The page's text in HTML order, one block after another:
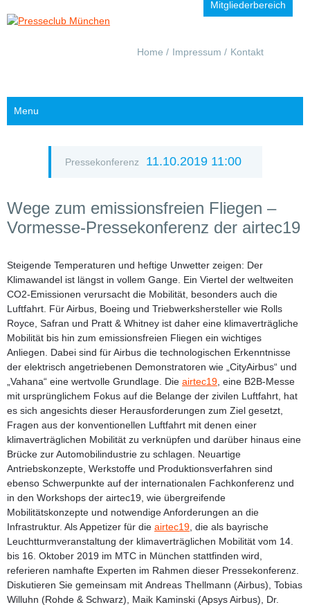
Mitgliederbereich
Navigation
Home Impressum Kontakt
Menu
Pressekonferenz 11.10.2019 11:00
Wege zum emissionsfreien Fliegen –
Vormesse-Pressekonferenz der airtec19
Steigende Temperaturen und heftige Unwetter zeigen: Der
Klimawandel ist längst in vollem Gange. Ein Viertel der weltweiten
CO2-Emissionen verursacht die Mobilität, besonders auch die
Luftfahrt. Für Airbus, Boeing und Triebwerkshersteller wie Rolls
Royce, Safran und Pratt & Whitney ist daher eine klimaverträgliche
Mobilität bis hin zum emissionsfreien Fliegen ein wichtiges
Anliegen. Dabei sind für Airbus die technologischen Erkenntnisse
der elektrisch angetriebenen Demonstratoren wie „CityAirbus“ und
„Vahana“ eine wertvolle Grundlage. Die airtec19, eine B2B-Messe
mit ursprünglichem Fokus auf die Belange der zivilen Luftfahrt, hat
es sich angesichts dieser Herausforderungen zum Ziel gesetzt,
Fragen aus der konventionellen Luftfahrt mit denen einer
klimaverträglichen Mobilität zu verknüpfen und darüber hinaus eine
Brücke zur Automobilindustrie zu schlagen. Neuartige
Antriebskonzepte, Werkstoffe und Produktionsverfahren sind
ebenso Schwerpunkte auf der internationalen Fachkonferenz und
in den Workshops der airtec19, wie übergreifende
Mobilitätskonzepte und notwendige Anforderungen an die
Infrastruktur. Als Appetizer für die airtec19, die als bayrische
Leuchtturmveranstaltung der klimaverträglichen Mobilität vom 14.
bis 16. Oktober 2019 im MTC in München stattfinden wird,
referieren namhafte Experten im Rahmen dieser Pressekonferenz.
Diskutieren Sie gemeinsam mit Andreas Thellmann (Airbus), Tobias
Willuhn (Rohde & Schwarz), Maik Kaminski (Apsys Airbus), Dr.